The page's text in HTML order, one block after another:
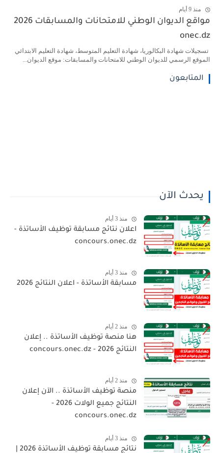
منذ 9 أيام
مواقع الديوان الوطني للامتحانات والمسابقات 2026
onec.dz
تسجيلات شهادة البكالوريا، شهادة التعليم المتوسط، شهادة التعليم الابتدائي
الموقع الرسمي للديوان الوطني للامتحانات والمسابقات: موقع الديوان...
المتابعون
يحدث الآن
منذ 3 أيام
اعلان نتائج مسابقة توظيف الأساتذة -
concours.onec.dz
منذ 3 أيام
مسابقة الأساتذة - اعلان النتائج 2026
منذ 2 أيام
هنا منصة توظيف الأساتذة .. إعلان
النتائج 2026 - concours.onec.dz
منذ 2 أيام
منصة توظيف الأساتذة .. الآن إعلان
النتائج جميع الولات 2026 -
concours.onec.dz
منذ 3 أيام
نتائج مسابقة توظيف الأساتذة 2026 |